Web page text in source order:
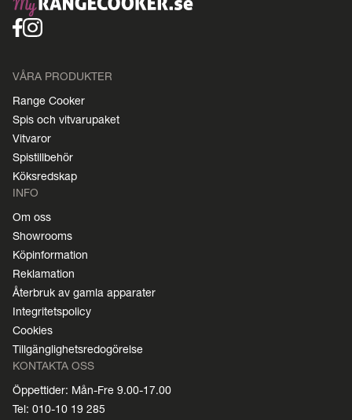
VÅRA PRODUKTER
Range Cooker
Spis och vitvarupaket
Vitvaror
Spistillbehör
Köksredskap
INFO
Om oss
Showrooms
Köpinformation
Reklamation
Återbruk av gamla apparater
Integritetspolicy
Cookies
Tillgänglighetsredogörelse
KONTAKTA OSS
Öppettider: Mån-Fre 9.00-17.00
Tel: 010-10 19 285